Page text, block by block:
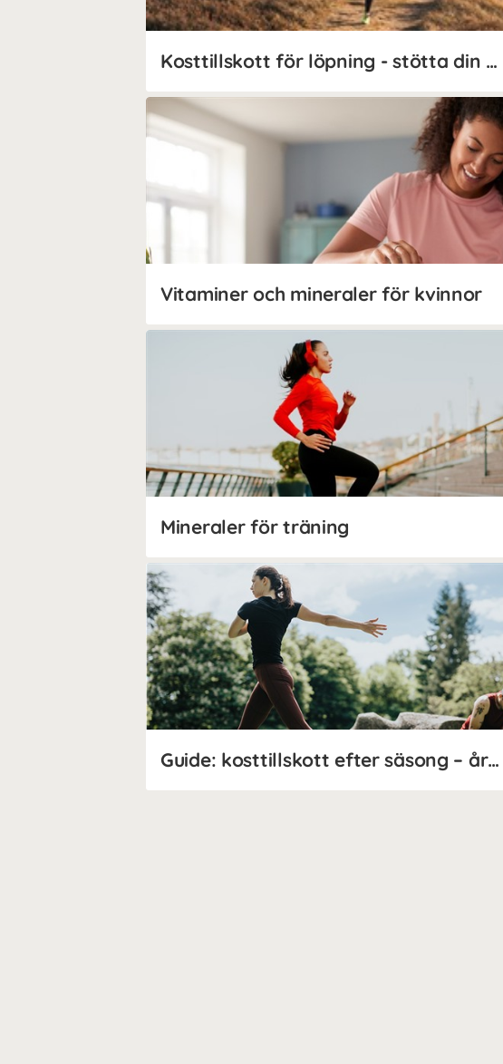
Kosttillskott för löpning - stötta din prestation och återhämtning!
Vitaminer och mineraler för kvinnor
Mineraler för träning
Guide: kosttillskott efter säsong – året runt